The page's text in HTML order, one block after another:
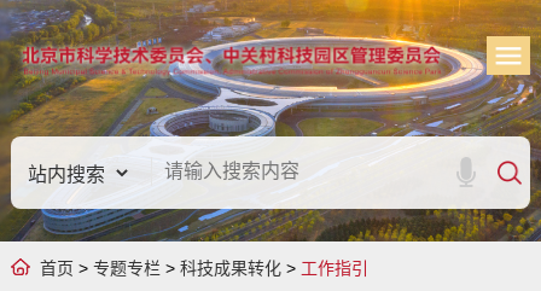
首页 > 专题专栏 > 科技成果转化> 工作指引